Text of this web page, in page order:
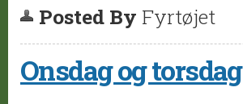
Posted By Fyrtøjet
Onsdag og torsdag